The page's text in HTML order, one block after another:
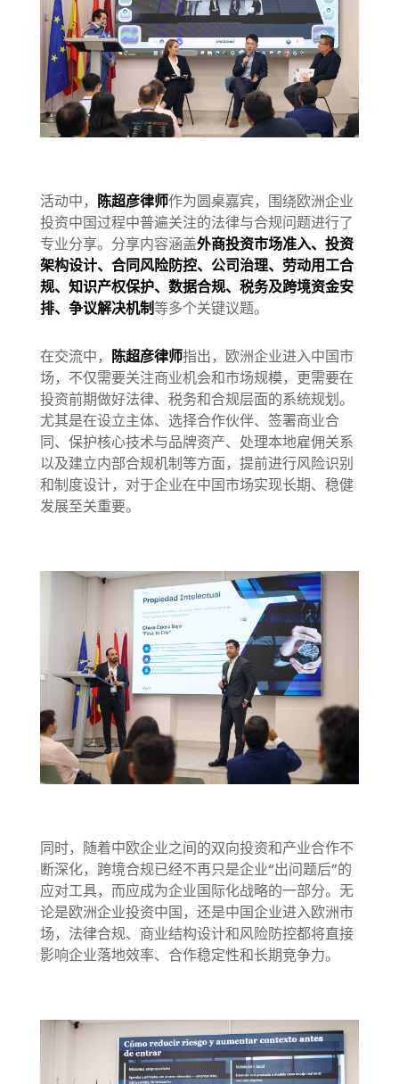
活动中， 陈超彦律师作为圆桌嘉宾，围绕欧洲企业
投资中国过程中普遍关注的法律与合规问题进行了
专业分享。分享内容涵盖外商投资市场准入、投资
架构设计、合同风险防控、公司治理、劳动用工合
规、知识产权保护、数据合规、税务及跨境资金安
排、争议解决机制等多个关键议题。
在交流中， 陈超彦律师指出，欧洲企业进入中国市
场，不仅需要关注商业机会和市场规模，更需要在
投资前期做好法律、税务和合规层面的系统规划。
尤其是在设立主体、选择合作伙伴、签署商业合
同、保护核心技术与品牌资产、处理本地雇佣关系
以及建立内部合规机制等方面，提前进行风险识别
和制度设计，对于企业在中国市场实现长期、稳健
发展至关重要。
同时，随着中欧企业之间的双向投资和产业合作不
断深化，跨境合规已经不再只是企业“出问题后”的
应对工具，而应成为企业国际化战略的一部分。无
论是欧洲企业投资中国，还是中国企业进入欧洲市
场，法律合规、商业结构设计和风险防控都将直接
影响企业落地效率、合作稳定性和长期竞争力。